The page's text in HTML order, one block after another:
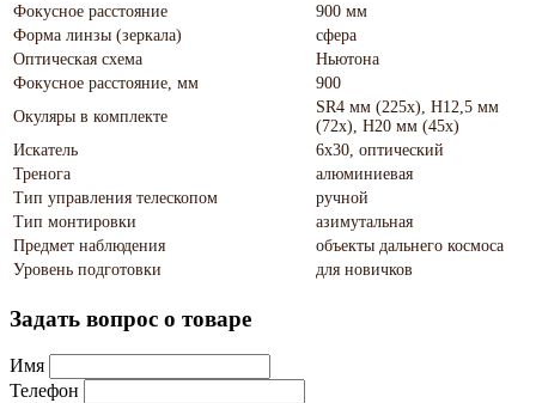
Фокусное расстояние
900 мм
Форма линзы (зеркала)
сфера
Оптическая схема
Ньютона
Фокусное расстояние, мм
900
Окуляры в комплекте
SR4 мм (225х), H12,5 мм
(72х), H20 мм (45х)
Искатель
6x30, оптический
Тренога
алюминиевая
Тип управления телескопом
ручной
Тип монтировки
азимутальная
Предмет наблюдения
объекты дальнего космоса
Уровень подготовки
для новичков
Задать вопрос о товаре
Имя
Телефон